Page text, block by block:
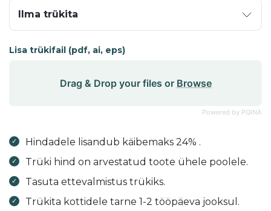
Lisa trükifail (pdf, ai, eps)
Powered by PQINA
Drag & Drop your files or Browse
Hindadele lisandub käibemaks 24% .
Trüki hind on arvestatud toote ühele poolele.
Tasuta ettevalmistus trükiks.
Trükita kottidele tarne 1-2 tööpäeva jooksul.